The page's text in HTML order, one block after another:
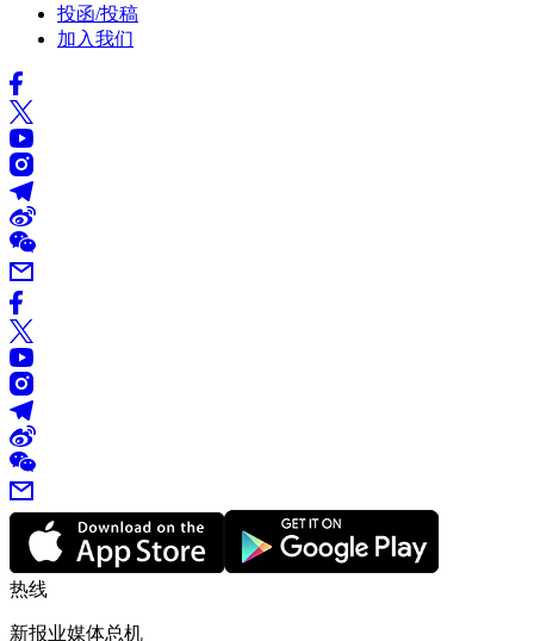
投函/投稿
加入我们
热线
新报业媒体总机